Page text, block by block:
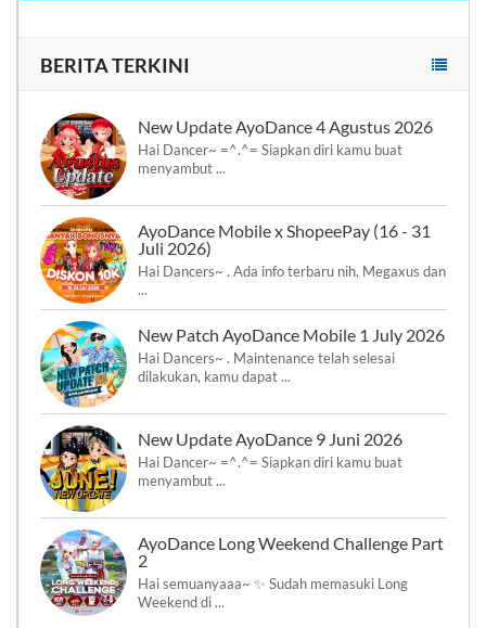
BERITA TERKINI
New Update AyoDance 4 Agustus 2026
Hai Dancer~ =^.^= Siapkan diri kamu buat
menyambut ...
AyoDance Mobile x ShopeePay (16 - 31
Juli 2026)
Hai Dancers~ . Ada info terbaru nih, Megaxus dan
...
New Patch AyoDance Mobile 1 July 2026
Hai Dancers~ . Maintenance telah selesai
dilakukan, kamu dapat ...
New Update AyoDance 9 Juni 2026
Hai Dancer~ =^.^= Siapkan diri kamu buat
menyambut ...
AyoDance Long Weekend Challenge Part
2
Hai semuanyaaa~ ✨ Sudah memasuki Long
Weekend di ...